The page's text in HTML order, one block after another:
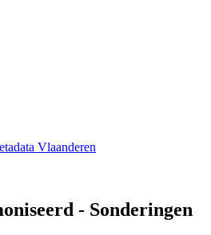
Vlaanderen
- Sonderingen